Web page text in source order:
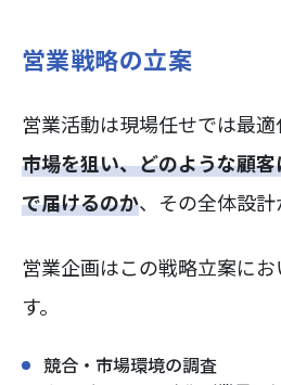
営業戦略の立案
営業活動は現場任せでは最適
市場を狙い、どのような顧
で届けるのか、その全体設計
営業企画はこの戦略立案に
す。
競合・市場環境の調査